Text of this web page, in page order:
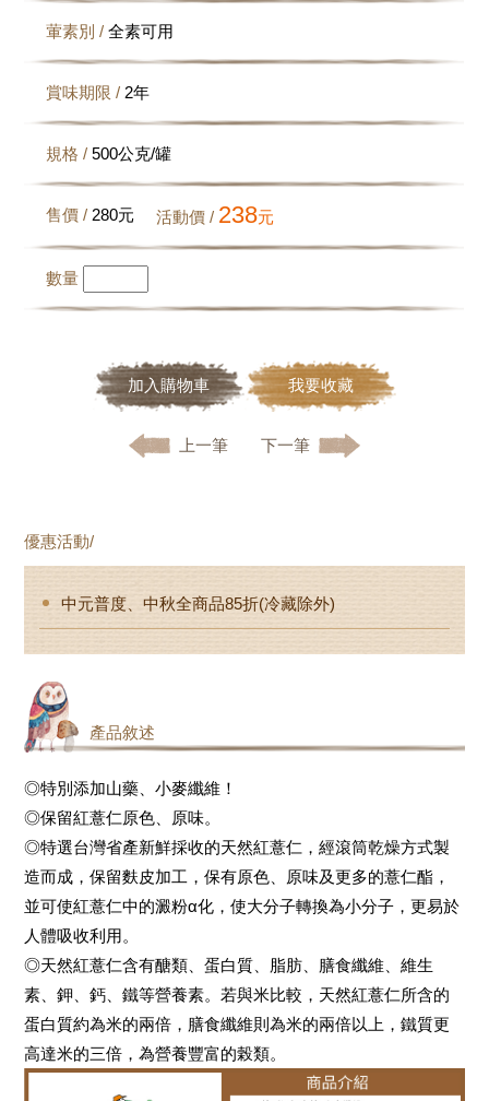
葷素別 / 全素可用
賞味期限 / 2年
規格 / 500公克/罐
售價 / 280元 活動價 / 238元
數量
加入購物車 我要收藏
上一筆 下一筆
優惠活動/
中元普度、中秋全商品85折(冷藏除外)
產品敘述
◎特別添加山藥、小麥纖維！
◎保留紅薏仁原色、原味。
◎特選台灣省產新鮮採收的天然紅薏仁，經滾筒乾燥方式製
造而成，保留麩皮加工，保有原色、原味及更多的薏仁酯，
並可使紅薏仁中的澱粉α化，使大分子轉換為小分子，更易於
人體吸收利用。
◎天然紅薏仁含有醣類、蛋白質、脂肪、膳食纖維、維生
素、鉀、鈣、鐵等營養素。若與米比較，天然紅薏仁所含的
蛋白質約為米的兩倍，膳食纖維則為米的兩倍以上，鐵質更
高達米的三倍，為營養豐富的榖類。